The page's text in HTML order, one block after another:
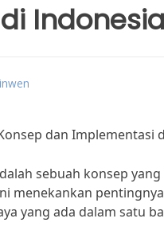
Indonesia
dan Implementasi
sebuah konsep
menekankan
yang ada dalam satu